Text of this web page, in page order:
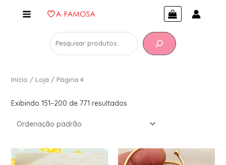
Início / Loja / Página 4
Exibindo 151–200 de 771 resultados